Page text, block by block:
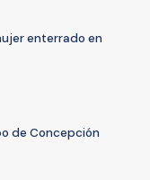
enterrado en
de Concepción